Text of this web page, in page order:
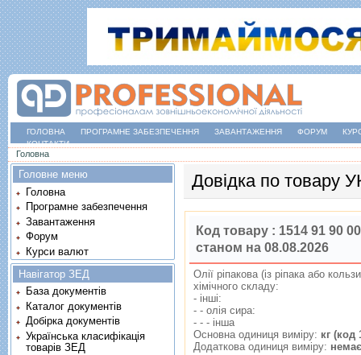
ГОЛОВНА ПРОГРАМНЕ ЗАБЕЗПЕЧЕННЯ ЗАВАНТАЖЕННЯ ФОРУМ
КОНТАКТИ
Ви є тут
Головна
Довідка по товару
Код товару : 1514 91 90 00
станом на 08.08.2026
Олiї рiпакова (iз рiпака або
хiмiчного складу:
- iншi:
- - олiя сира:
- - - iнша
Основна одиниця виміру: кг (код
Додаткова одиниця виміру: немає
Головне меню
Головна
Програмне забезпечення
Завантаження
Форум
Курси валют
Навігатор ЗЕД
База документів
Каталог документів
Добірка документів
Українська класифікація
товарів ЗЕД